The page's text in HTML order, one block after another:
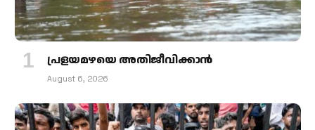
പ്രളയമഴയെ അതിജീവിക്കാന്‍
August 6, 2026